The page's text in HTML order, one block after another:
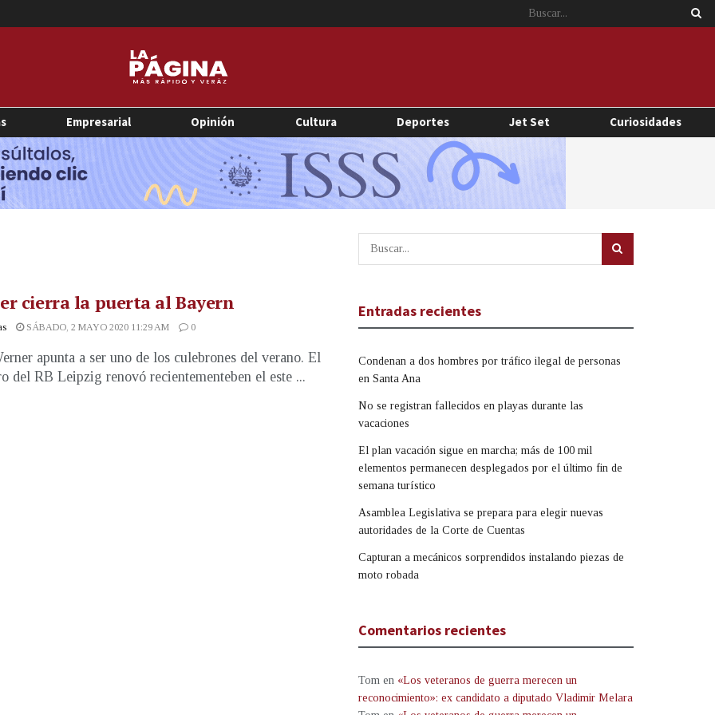
Empresarial Opinión Cultura Deportes Jet Set Curiosidades
cierra la puerta al Bayern
SÁBADO, 2 MAYO 2020 11:29 AM 0
apunta a ser uno de los culebrones del verano. El
del RB Leipzig renovó recientementeben el este ...
Entradas recientes
Condenan a dos hombres por tráfico ilegal de personas
en Santa Ana
No se registran fallecidos en playas durante las
vacaciones
El plan vacación sigue en marcha; más de 100 mil
elementos permanecen desplegados por el último fin de
semana turístico
Asamblea Legislativa se prepara para elegir nuevas
autoridades de la Corte de Cuentas
Capturan a mecánicos sorprendidos instalando piezas de
moto robada
Comentarios recientes
Tom en «Los veteranos de guerra merecen un
reconocimiento»: ex candidato a diputado Vladimir Melara